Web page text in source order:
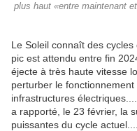
plus haut «entre maintenant
Le Soleil connaît des
pic est attendu entre fin
éjecte à très haute vitesse
perturber le
infrastructures
a rapporté, le 23 février, la
puissantes du cycle